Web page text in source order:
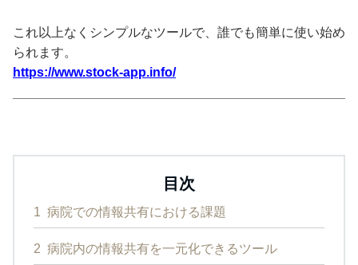
これ以上なくシンプルなツールで、誰でも簡単に使い始め
られます。
https://www.stock-app.info/
目次
1 病院での情報共有における課題
2 病院内の情報共有を一元化できるツール